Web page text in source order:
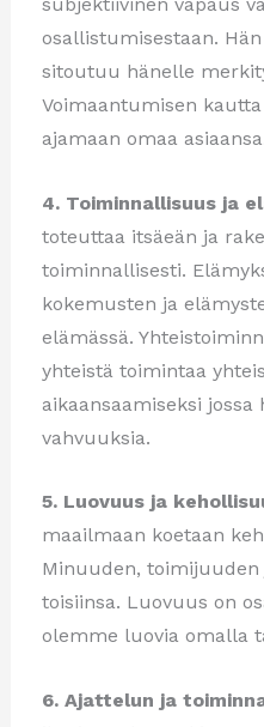
osallistumisestaan.
sitoutuu hänelle
Voimaantumisen
ajamaan omaa
4. Toiminnallisuus ja
toteuttaa itsäeän ja
toiminnallisesti.
kokemusten ja
elämässä.
yhteistä toimintaa
aikaansaamiseksi
vahvuuksia.
5. Luovuus ja
maailmaan koetaan
Minuuden,
toisiinsa. Luovuus on
olemme luovia omalla
6. Ajattelun ja